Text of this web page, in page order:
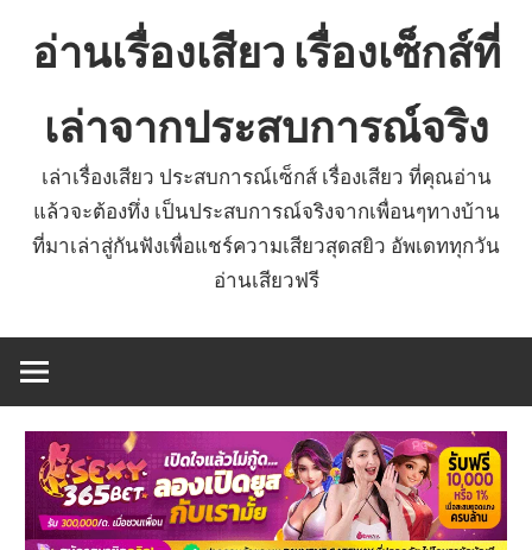
อ่านเรื่องเสียว เรื่องเซ็กส์ที่
เล่าจากประสบการณ์จริง
เล่าเรื่องเสียว ประสบการณ์เซ็กส์ เรื่องเสียว ที่คุณอ่าน
แล้วจะต้องทึ่ง เป็นประสบการณ์จริงจากเพื่อนๆทางบ้าน
ที่มาเล่าสู่กันฟังเพื่อแชร์ความเสียวสุดสยิว อัพเดททุกวัน
อ่านเสียวฟรี